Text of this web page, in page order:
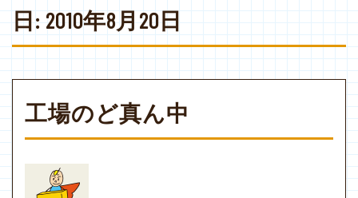
e
n
t
日:2010年8月20日
工場のど真ん中